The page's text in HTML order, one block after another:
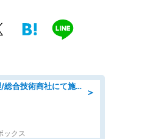
＞
工事・土木施工管理/総合技術商社にて施工管理のお仕事/即日勤務可/車通勤可/工事・土木施工管理/生産・品質管理
ックス